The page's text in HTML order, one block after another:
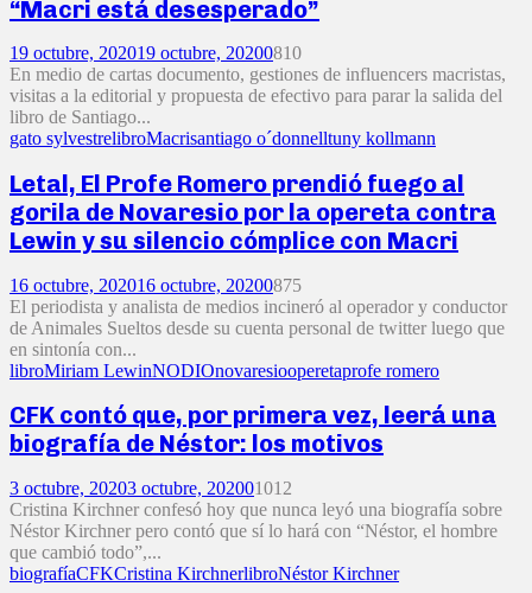
“Macri está desesperado”
19 octubre, 202019 octubre, 20200810
En medio de cartas documento, gestiones de influencers macristas,
visitas a la editorial y propuesta de efectivo para parar la salida del
libro de Santiago...
gato sylvestrelibroMacrisantiago o´donnelltuny kollmann
Letal, El Profe Romero prendió fuego al
gorila de Novaresio por la opereta contra
Lewin y su silencio cómplice con Macri
16 octubre, 202016 octubre, 20200875
El periodista y analista de medios incineró al operador y conductor
de Animales Sueltos desde su cuenta personal de twitter luego que
en sintonía con...
libroMiriam LewinNODIOnovaresiooperetaprofe romero
CFK contó que, por primera vez, leerá una
biografía de Néstor: los motivos
3 octubre, 20203 octubre, 202001012
Cristina Kirchner confesó hoy que nunca leyó una biografía sobre
Néstor Kirchner pero contó que sí lo hará con “Néstor, el hombre
que cambió todo”,...
biografíaCFKCristina KirchnerlibroNéstor Kirchner